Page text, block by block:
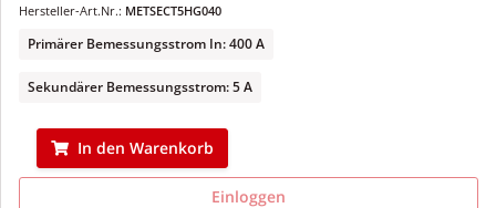
Hersteller-Art.Nr.: METSECT5HG040
Primärer Bemessungsstrom In: 400 A
Sekundärer Bemessungsstrom: 5 A
In den Warenkorb
Einloggen